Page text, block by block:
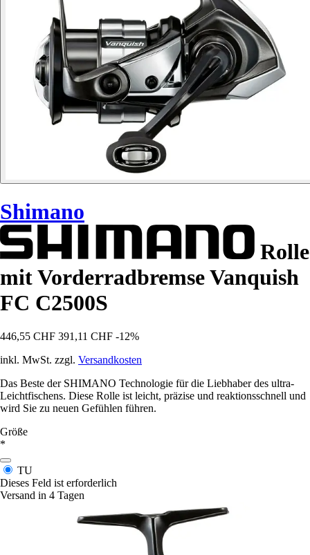
Shimano
Rolle
mit Vorderradbremse Vanquish
FC C2500S
446,55 CHF 391,11 CHF -12%
inkl. MwSt. zzgl. Versandkosten
Das Beste der SHIMANO Technologie für die Liebhaber des ultra-
Leichtfischens. Diese Rolle ist leicht, präzise und reaktionsschnell und
wird Sie zu neuen Gefühlen führen.
Größe
*
TU
Dieses Feld ist erforderlich
Versand in 4 Tagen